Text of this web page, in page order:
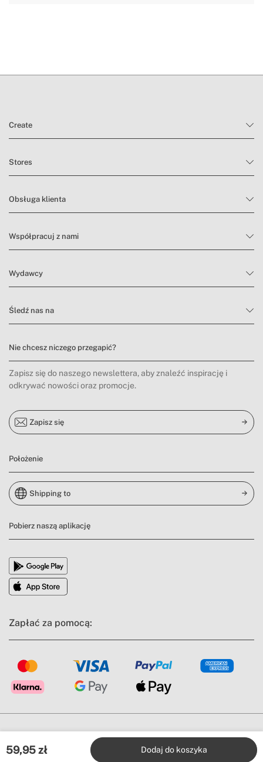
59,95zł Dodaj do koszyka
Create
Stores
Obsługa klienta
Współpracuj z nami
Wydawcy
Śledź nas na
Nie chcesz niczego przegapić?
Zapisz się do naszego newslettera, aby znaleźć inspirację i
odkrywać nowości oraz promocje.
Zapisz się
Położenie
Shipping to
Pobierz naszą aplikację
Zapłać za pomocą:
Informacja prawna
Polityka prywatności
Polityka zgodnosci
Polityka Cookie
All rights reserved © 2026 | CREATE. Wszystkie ceny zawierają podatek VAT.